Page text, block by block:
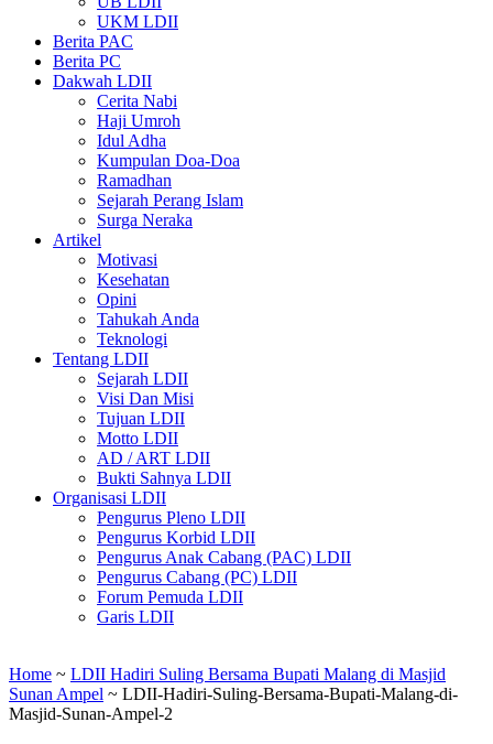
UKM LDII
Berita PAC
Berita PC
Dakwah LDII
Cerita Nabi
Haji Umroh
Idul Adha
Kumpulan Doa-Doa
Ramadhan
Sejarah Perang Islam
Surga Neraka
Artikel
Motivasi
Kesehatan
Opini
Tahukah Anda
Teknologi
Tentang LDII
Sejarah LDII
Visi Dan Misi
Tujuan LDII
Motto LDII
AD / ART LDII
Bukti Sahnya LDII
Organisasi LDII
Pengurus Pleno LDII
Pengurus Korbid LDII
Pengurus Anak Cabang (PAC) LDII
Pengurus Cabang (PC) LDII
Forum Pemuda LDII
Garis LDII
Home ~ LDII Hadiri Suling Bersama Bupati Malang di Masjid
Sunan Ampel ~ LDII-Hadiri-Suling-Bersama-Bupati-Malang-di-
Masjid-Sunan-Ampel-2